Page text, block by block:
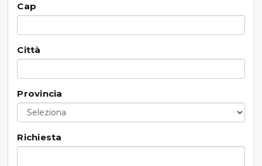
Cap
Città
Provincia
Richiesta